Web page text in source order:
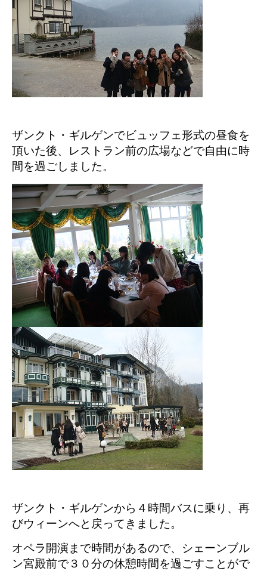
ザンクト・ギルゲンでビュッフェ形式の昼食を
頂いた後、レストラン前の広場などで自由に時
間を過ごしました。
ザンクト・ギルゲンから４時間バスに乗り、再
びウィーンへと戻ってきました。
オペラ開演まで時間があるので、シェーンブル
ン宮殿前で３０分の休憩時間を過ごすことがで